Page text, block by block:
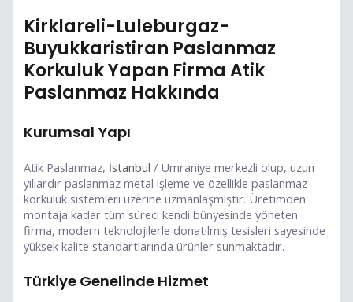
Kirklareli-Luleburgaz-
Buyukkaristiran Paslanmaz
Korkuluk Yapan Firma Atik
Paslanmaz Hakkında
Kurumsal Yapı
Atik Paslanmaz, İstanbul / Ümraniye merkezli olup, uzun
yıllardır paslanmaz metal işleme ve özellikle paslanmaz
korkuluk sistemleri üzerine uzmanlaşmıştır. Üretimden
montaja kadar tüm süreci kendi bünyesinde yöneten
firma, modern teknolojilerle donatılmış tesisleri sayesinde
yüksek kalite standartlarında ürünler sunmaktadır.
Türkiye Genelinde Hizmet